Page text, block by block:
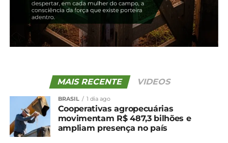
8 de abril, 2025
Em "Brasil"
TÓPICOS RELACIONADOS:
Café: Safra 26/27 é beneficiada por chuvas
Pelo terceiro ano consecutivo, Ana Castela e
Sicredi celebram parceria
MAIS RECENTE VIDEOS
BRASIL 1 dia ago
Cooperativas agropecuárias
movimentam R$ 487,3 bilhões e
ampliam presença no país